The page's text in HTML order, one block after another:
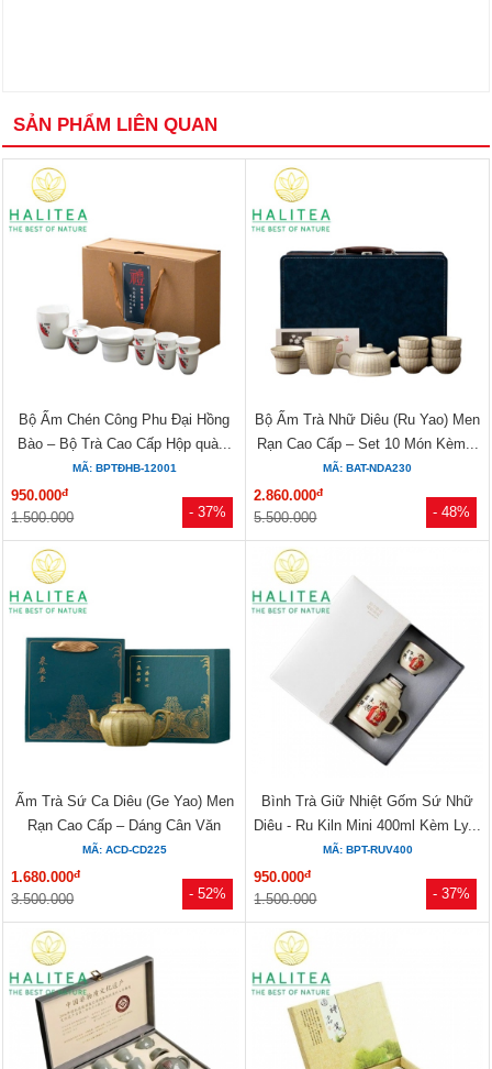
SẢN PHẨM LIÊN QUAN
- 37%
Bộ Ấm Chén Công Phu Đại Hồng
Bào – Bộ Trà Cao Cấp Hộp quà...
MÃ: BPTĐHB-12001
950.000đ
1.500.000 - 48%
Bộ Ấm Trà Nhữ Diêu (Ru Yao) Men
Rạn Cao Cấp – Set 10 Món Kèm...
MÃ: BAT-NDA230
2.860.000đ
5.500.000
- 52%
Ấm Trà Sứ Ca Diêu (Ge Yao) Men
Rạn Cao Cấp – Dáng Cân Văn
Tiêu...
MÃ: ACD-CD225
1.680.000đ
3.500.000 - 37%
Bình Trà Giữ Nhiệt Gốm Sứ Nhữ
Diêu - Ru Kiln Mini 400ml Kèm Ly...
MÃ: BPT-RUV400
950.000đ
1.500.000